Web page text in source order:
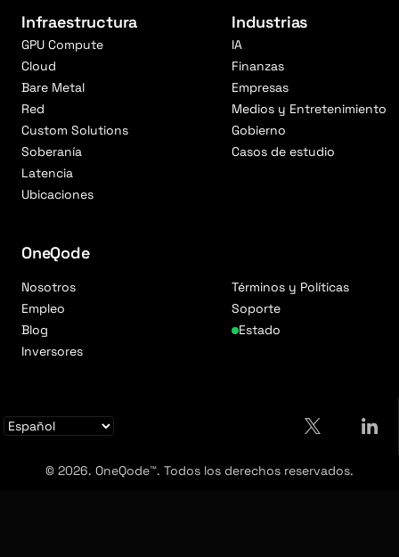
Infraestructura
GPU Compute
Cloud
Bare Metal
Red
Custom Solutions
Soberanía
Latencia
Ubicaciones
Industrias
IA
Finanzas
Empresas
Medios y Entretenimiento
Gobierno
Casos de estudio
OneQode
Nosotros
Empleo
Blog
Inversores
Términos y Políticas
Soporte
Estado
© 2026. OneQode™. Todos los derechos reservados.